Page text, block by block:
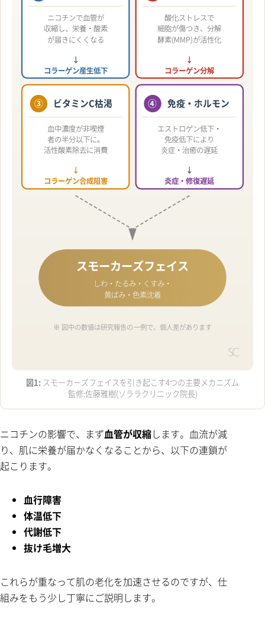
ニコチンで血管が
収縮し、栄養・酸素
が届きにくくなる
↓
コラーゲン産生低下
酸化ストレスで
細胞が傷つき、分解
酵素(MMP)が活性化
↓
コラーゲン分解
③ ビタミンC枯渇
血中濃度が非喫煙
者の半分以下に。
活性酸素除去に消費
↓
コラーゲン合成阻害
④ 免疫・ホルモン
エストロゲン低下・
免疫低下により
炎症・治癒の遅延
↓
炎症・修復遅延
スモーカーズフェイス
しわ・たるみ・くすみ・
黄ばみ・色素沈着
※ 図中の数値は研究報告の一例で、個人差があります
図1: スモーカーズフェイスを引き起こす4つの主要メカニズム
監修:佐藤雅樹(ソララクリニック院長)
ニコチンの影響で、まず血管が収縮します。血流が減
り、肌に栄養が届かなくなることから、以下の連鎖が
起こります。
血行障害
体温低下
代謝低下
抜け毛増大
これらが重なって肌の老化を加速させるのですが、仕
組みをもう少し丁寧にご説明します。